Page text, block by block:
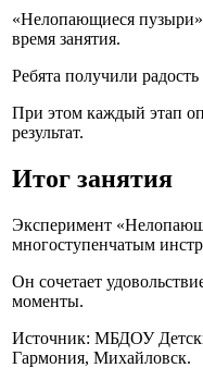
«Нелопающиеся
время занятия.
Ребята получили
При этом каждый этап
результат.
Итог занятия
Эксперимент
многоступенчатым
Он сочетает
моменты.
Источник: МБДОУ
Гармония, Михайловск.